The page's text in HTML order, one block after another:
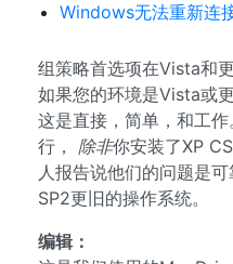
Windows无法重新连
组策略首选项在Vista和
如果您的环境是Vista或
这是直接，简单，和工
行， 除非你安装了XP
人报告说他们的问题是
SP2更旧的操作系统。
编辑：